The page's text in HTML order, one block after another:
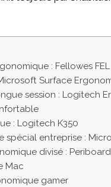
: Fellowes
Surface
session : Logitech
: Logitech K350
spécial entreprise :
divisé :
Mac
gamer